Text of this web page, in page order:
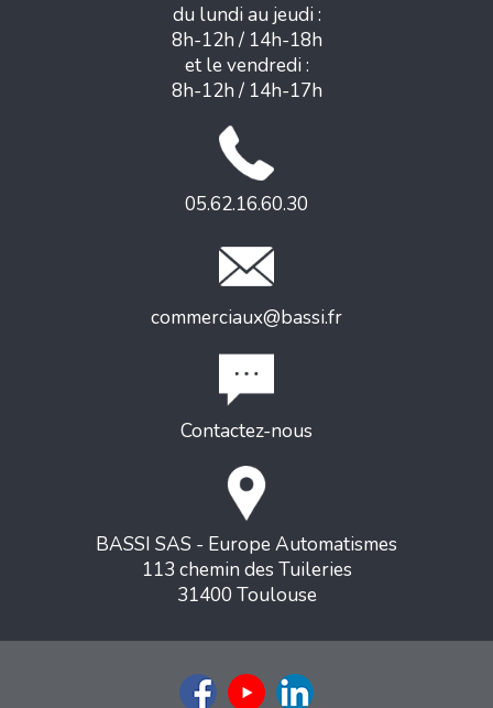
du lundi au jeudi :
8h-12h / 14h-18h
et le vendredi :
8h-12h / 14h-17h
05.62.16.60.30
commerciaux@bassi.fr
Contactez-nous
BASSI SAS - Europe Automatismes
113 chemin des Tuileries
31400 Toulouse